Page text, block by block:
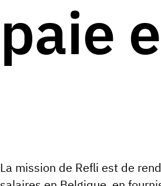
paie
La mission de Refli est de